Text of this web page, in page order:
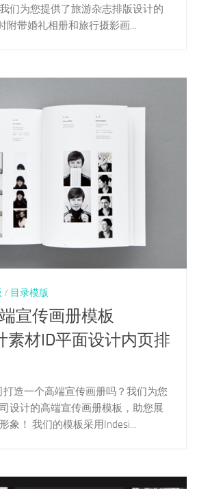
们为您提供了旅游杂志排版设计的
附带婚礼相册和旅行摄影画...
/ 目录模版
宣传画册模板
素材ID平面设计内页排
造一个高端宣传画册吗？我们为您
设计的高端宣传画册模板，助您展
象！ 我们的模板采用Indesi...